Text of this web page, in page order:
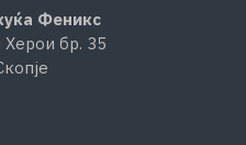
Феникс
Херои бр. 35